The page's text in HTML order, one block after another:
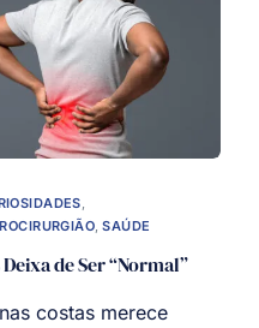
,SAÚDE
de Ser “Normal”
costas merece